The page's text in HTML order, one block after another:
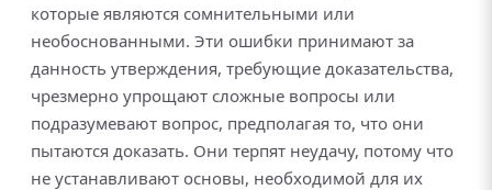
которые являются сомнительными или
необоснованными. Эти ошибки принимают за
данность утверждения, требующие доказательства,
чрезмерно упрощают сложные вопросы или
подразумевают вопрос, предполагая то, что они
пытаются доказать. Они терпят неудачу, потому что
не устанавливают основы, необходимой для их